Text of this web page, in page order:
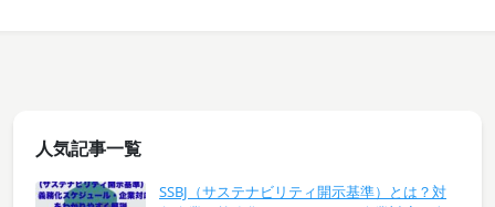
人気記事一覧
SSBJ（サステナビリティ開示基準）とは？対